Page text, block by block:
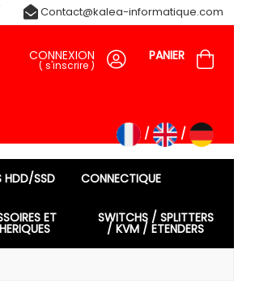
CONNEXION
( s'inscrire )
PANIER
HDD/SSD CONNECTIQUE
ET SWITCHS / SPLITTERS
/ KVM / ETENDERS
Contact@kalea-informatique.com